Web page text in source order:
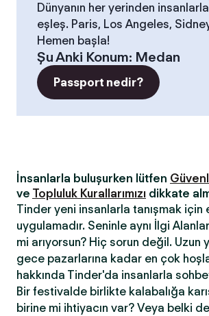
Dünyanın her yerinden insanlarla
eşleş. Paris, Los Angeles,
Hemen başla!
Şu Anki Konum: Medan
Passport nedir?
İnsanlarla buluşurken lütfen
ve Topluluk Kurallarımızı dikkate
Tinder yeni insanlarla tanışmak için
uygulamadır. Seninle aynı İlgi
mi arıyorsun? Hiç sorun değil. Uzun
gece pazarlarına kadar en çok
hakkında Tinder'da insanlarla
Bir festivalde birlikte kalabalığa
birine mi ihtiyacın var? Veya belki